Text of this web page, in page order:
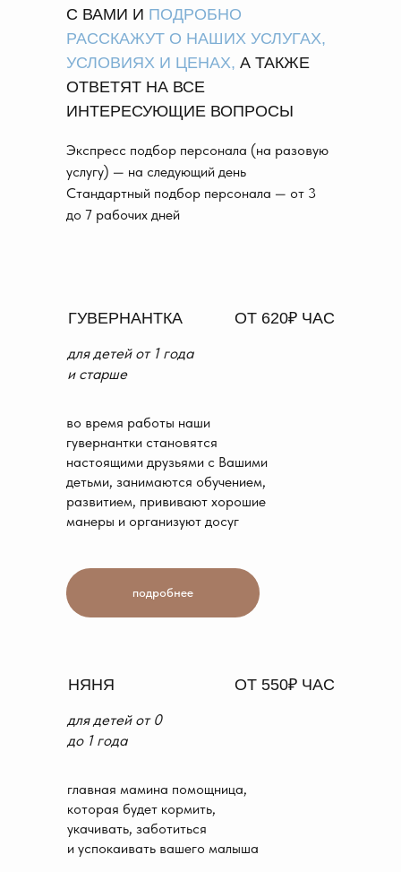
С ВАМИ И ПОДРОБНО
РАССКАЖУТ О НАШИХ УСЛУГАХ,
УСЛОВИЯХ И ЦЕНАХ, А ТАКЖЕ
ОТВЕТЯТ НА ВСЕ
ИНТЕРЕСУЮЩИЕ ВОПРОСЫ
ОТ 620₽ ЧАС
ГУВЕРНАНТКА
ОТ 550₽ ЧАС
НЯНЯ
для детей от 1 года
и старше
во время работы наши
гувернантки становятся
настоящими друзьями с Вашими
детьми, занимаются обучением,
развитием, прививают хорошие
манеры и организуют досуг
для детей от 0
до 1 года
главная мамина помощница,
которая будет кормить,
укачивать, заботиться
и успокаивать вашего малыша
подробнее
Экспресс подбор персонала (на разовую
услугу) — на следующий день
Стандартный подбор персонала — от 3
до 7 рабочих дней